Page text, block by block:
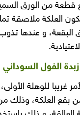
قطعة من الورق
العلكة ملاصقة
البقعة، و عندها
الفول السوداني
غريبا للوهلة
بقع العلكة، وذلك